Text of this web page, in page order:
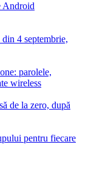
Android
4 septembrie,
parolele,
wireless
de la zero, după
pentru fiecare